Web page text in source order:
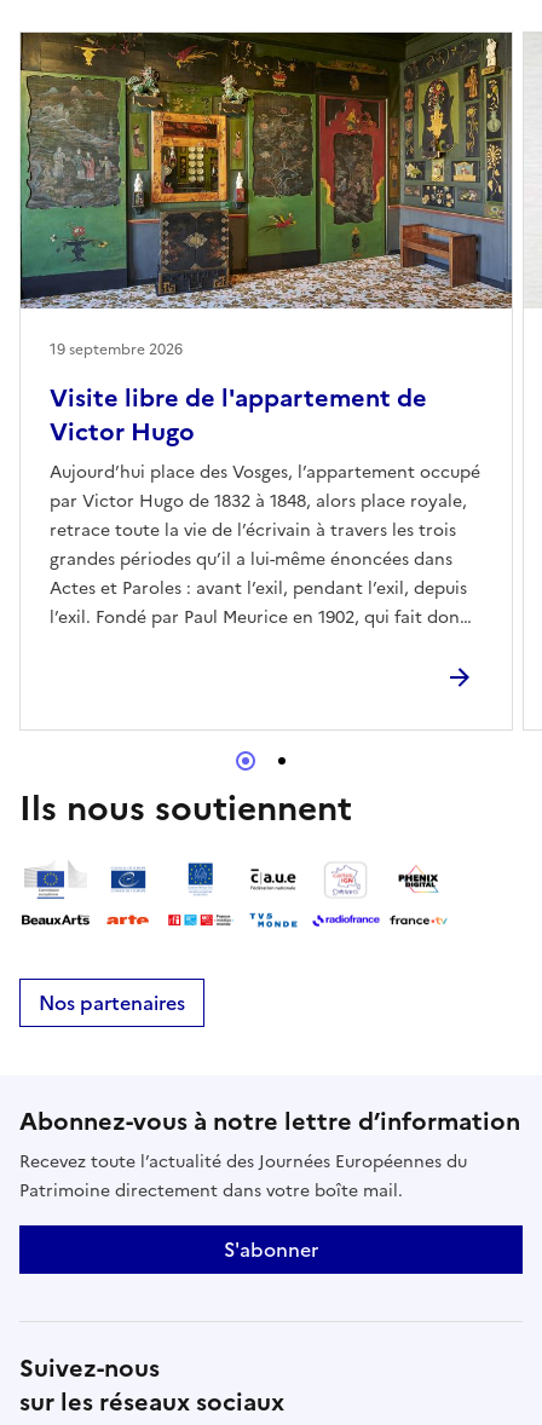
Visite libre de l'appartement de
Victor Hugo
Aujourd’hui place des Vosges, l’appartement occupé
par Victor Hugo de 1832 à 1848, alors place royale,
retrace toute la vie de l’écrivain à travers les trois
grandes périodes qu’il a lui-même énoncées dans
Actes et Paroles : avant l’exil, pendant l’exil, depuis
l’exil. Fondé par Paul Meurice en 1902, qui fait don
Victor Hugo possède un fonds important de dessins,
19 septembre 2026
Ils nous soutiennent
Nos partenaires
Abonnez-vous à notre lettre d’information
Recevez toute l’actualité des Journées Européennes du
Patrimoine directement dans votre boîte mail.
S'abonner
Suivez-nous
sur les réseaux sociaux